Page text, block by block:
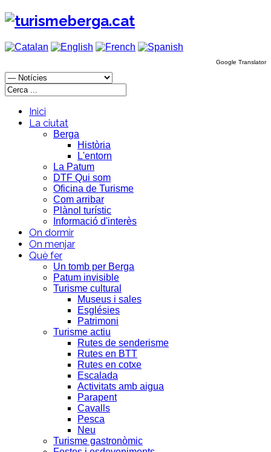
Google Translator
Inici
La ciutat
Berga
Història
L'entorn
La Patum
DTF Qui som
Oficina de Turisme
Com arribar
Plànol turístic
Informació d'interès
On dormir
On menjar
Què fer
Un tomb per Berga
Patum invisible
Turisme cultural
Museus i sales
Esglésies
Patrimoni
Turisme actiu
Rutes de senderisme
Rutes en BTT
Rutes en cotxe
Escalada
Activitats amb aigua
Parapent
Cavalls
Pesca
Neu
Turisme gastronòmic